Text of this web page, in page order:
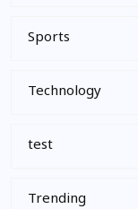
Sports
Technology
test
Trending